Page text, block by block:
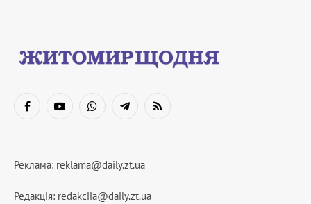
FacebookYouTubeWhatsAppTelegramRSS
Реклама: reklama@daily.zt.ua
Редакція: redakciia@daily.zt.ua